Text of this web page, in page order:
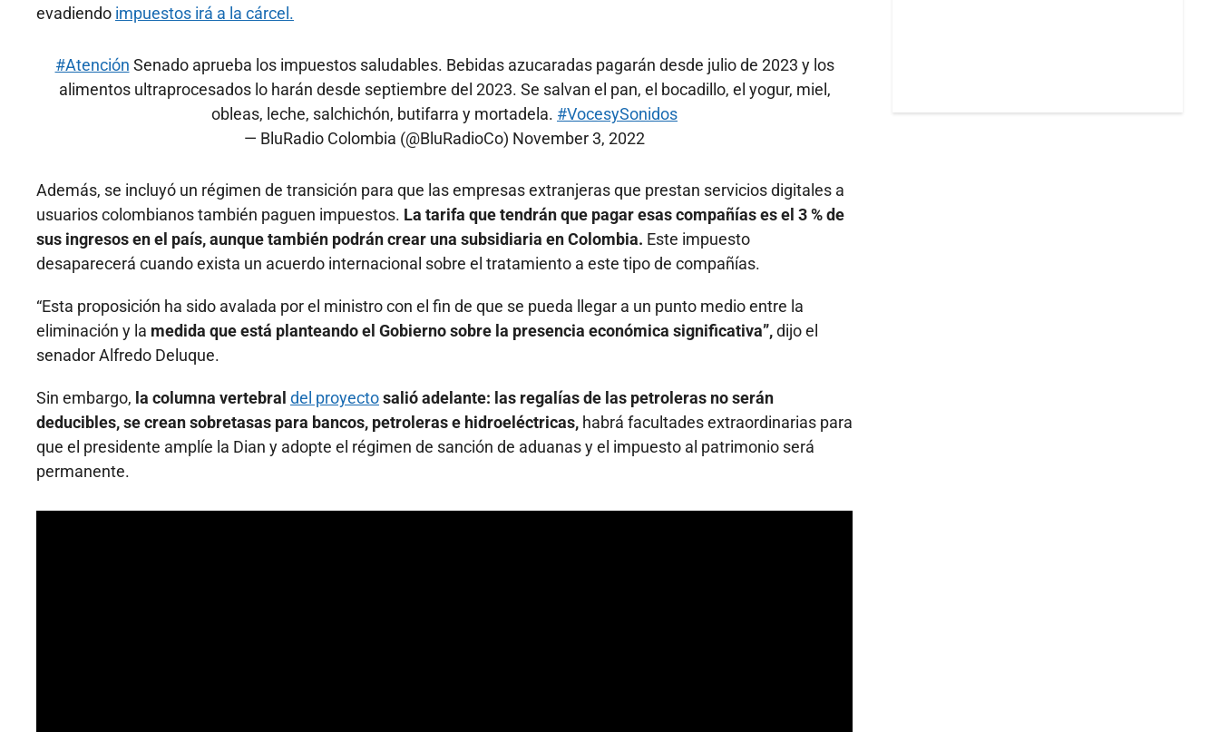
evadiendo impuestos irá a la cárcel.
#Atención Senado aprueba los impuestos saludables. Bebidas azucaradas pagarán desde julio de 2023 y los
alimentos ultraprocesados lo harán desde septiembre del 2023. Se salvan el pan, el bocadillo, el yogur, miel,
obleas, leche, salchichón, butifarra y mortadela. #VocesySonidos
— BluRadio Colombia (@BluRadioCo) November 3, 2022
Además, se incluyó un régimen de transición para que las empresas extranjeras que prestan servicios digitales a
usuarios colombianos también paguen impuestos. La tarifa que tendrán que pagar esas compañías es el 3 % de
sus ingresos en el país, aunque también podrán crear una subsidiaria en Colombia. Este impuesto
desaparecerá cuando exista un acuerdo internacional sobre el tratamiento a este tipo de compañías.
“Esta proposición ha sido avalada por el ministro con el fin de que se pueda llegar a un punto medio entre la
eliminación y la medida que está planteando el Gobierno sobre la presencia económica significativa”,dijo el
senador Alfredo Deluque.
Sin embargo, la columna vertebral del proyectosalió adelante: las regalías de las petroleras no serán
deducibles, se crean sobretasas para bancos, petroleras e hidroeléctricas, habrá facultades extraordinarias para
que el presidente amplíe la Dian y adopte el régimen de sanción de aduanas y el impuesto al patrimonio será
permanente.